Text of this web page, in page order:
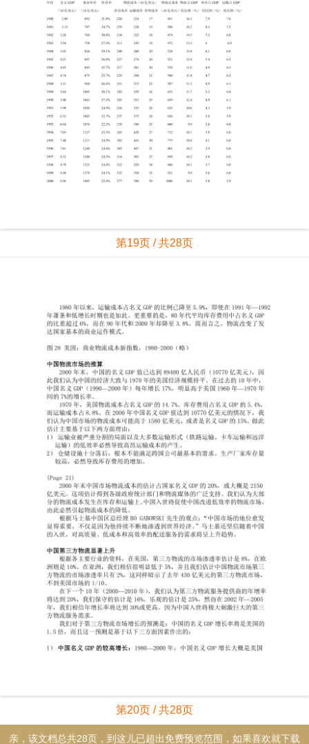
第19页 / 共28页
第20页 / 共28页
亲，该文档总共28页，到这儿已超出免费预览范围，如果喜欢就下载